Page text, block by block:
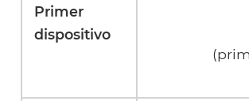
Primer
dispositivo